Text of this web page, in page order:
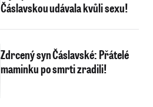
Čáslavskou udávala kvůli sexu!
Zdrcený syn Čáslavské: Přátelé
maminku po smrti zradili!